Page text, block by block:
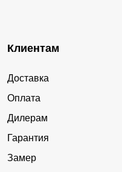
Клиентам
Доставка
Оплата
Дилерам
Гарантия
Замер